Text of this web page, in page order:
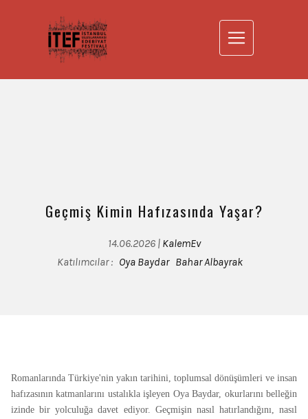
Geçmiş Kimin Hafızasında Yaşar?
14.06.2026 | KalemEv
Katılımcılar : Oya Baydar Bahar Albayrak
Romanlarında Türkiye'nin yakın tarihini, toplumsal dönüşümleri ve insan
hafızasının katmanlarını ustalıkla işleyen Oya Baydar, okurlarını belleğin
izinde bir yolculuğa davet ediyor. Geçmişin nasıl hatırlandığını, nasıl